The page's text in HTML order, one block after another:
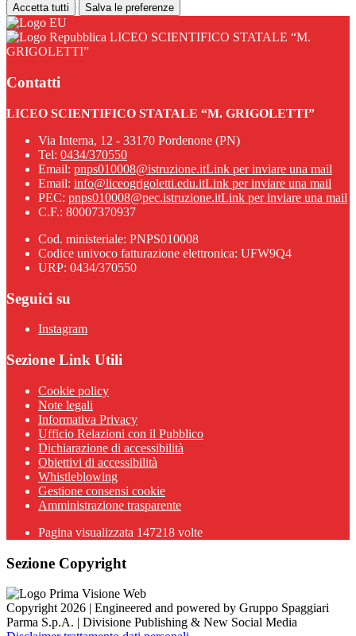
Accetta tutti Salva le preferenze
LICEO SCIENTIFICO STATALE “M.
GRIGOLETTI”
Contatti
LICEO SCIENTIFICO STATALE “M. GRIGOLETTI”
Via Interna, 12 - 33170 Pordenone (PN)
Tel: 0434/370550
Email: pnps010008@istruzione.itLink per inviare una mail
Email: info@liceogrigoletti.edu.itLink per inviare una mail
PEC: pnps010008@pec.istruzione.itLink per inviare una mail
C.F.: 80007370937
Cod. ministeriale: PNPS010008
Codice univoco fatturazione elettronica: UFW9Q4
URP: 0434/370550
Seguici su
Instagram
Sezione Link Utili
Cookie policy
Note legali
Informativa Privacy
Ufficio Relazioni con il Pubblico
Dichiarazione di accessibilità
Obiettivi di accessibilità
Whistleblowing
Gestione consensi cookie
Amministrazione trasparente
Pagina visualizzata 147218 volte
Sezione Copyright
Copyright 2026 | Engineered and powered by Gruppo Spaggiari
Parma S.p.A. | Divisione Publishing & New Social Media